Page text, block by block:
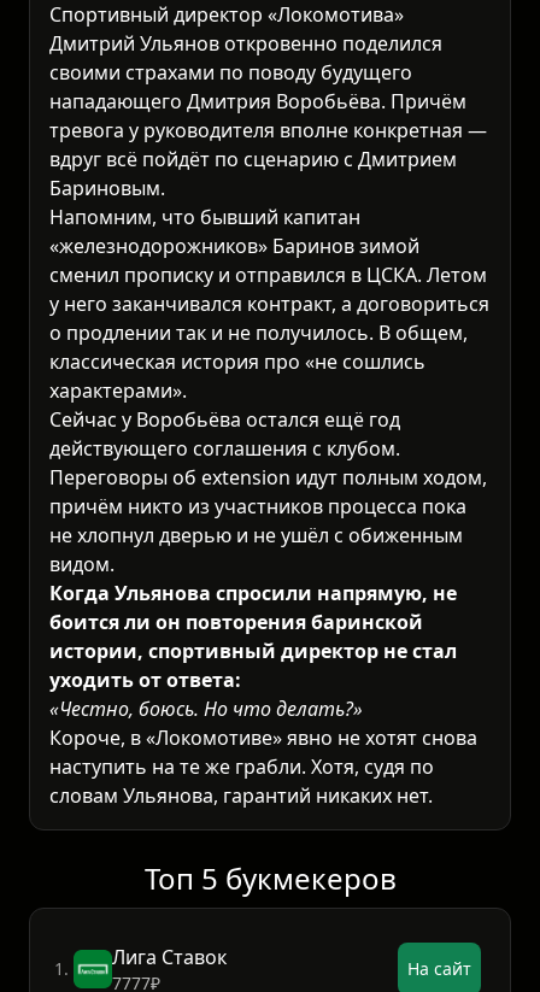
Спортивный директор «Локомотива»
Дмитрий Ульянов откровенно поделился
своими страхами по поводу будущего
нападающего Дмитрия Воробьёва. Причём
тревога у руководителя вполне конкретная —
вдруг всё пойдёт по сценарию с Дмитрием
Бариновым.
Напомним, что бывший капитан
«железнодорожников» Баринов зимой
сменил прописку и отправился в ЦСКА. Летом
у него заканчивался контракт, а договориться
о продлении так и не получилось. В общем,
классическая история про «не сошлись
характерами».
Сейчас у Воробьёва остался ещё год
действующего соглашения с клубом.
Переговоры об extension идут полным ходом,
причём никто из участников процесса пока
не хлопнул дверью и не ушёл с обиженным
видом.
Когда Ульянова спросили напрямую, не
боится ли он повторения баринской
истории, спортивный директор не стал
уходить от ответа:
«Честно, боюсь. Но что делать?»
Короче, в «Локомотиве» явно не хотят снова
наступить на те же грабли. Хотя, судя по
словам Ульянова, гарантий никаких нет.
Топ 5 букмекеров
1. Лига Ставок
7777₽
На сайт